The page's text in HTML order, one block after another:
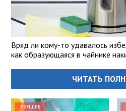
Вряд ли кому-то удавалось
как образующаяся в чайнике
ЧИТАТЬ
ЛУЧШЕЕ